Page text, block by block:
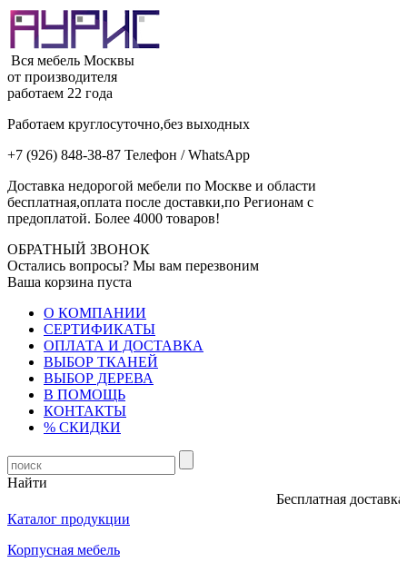
Вся мебель Москвы
от производителя
работаем 22 года
Работаем круглосуточно,без выходных
+7 (926) 848-38-87 Телефон / WhatsApp
Доставка недорогой мебели по Москве и области
бесплатная,оплата после доставки,по Регионам с
предоплатой. Более 4000 товаров!
ОБРАТНЫЙ ЗВОНОК
Остались вопросы? Мы вам перезвоним
Ваша корзина пуста
О КОМПАНИИ
СЕРТИФИКАТЫ
ОПЛАТА И ДОСТАВКА
ВЫБОР ТКАНЕЙ
ВЫБОР ДЕРЕВА
В ПОМОЩЬ
КОНТАКТЫ
% СКИДКИ
Найти
Бесплатная доставка,
Каталог продукции
Корпусная мебель